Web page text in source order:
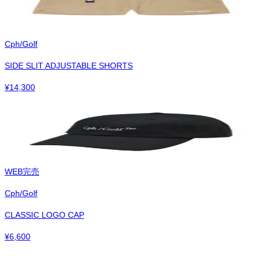
Cph/Golf
SIDE SLIT ADJUSTABLE SHORTS
¥14,300
WEB完売
Cph/Golf
CLASSIC LOGO CAP
¥6,600